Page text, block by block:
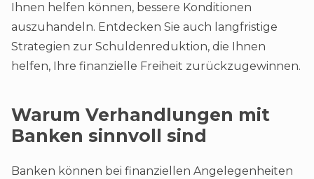
Ihnen helfen können, bessere Konditionen
auszuhandeln. Entdecken Sie auch langfristige
Strategien zur Schuldenreduktion, die Ihnen
helfen, Ihre finanzielle Freiheit zurückzugewinnen.
Warum Verhandlungen mit
Banken sinnvoll sind
Banken können bei finanziellen Angelegenheiten